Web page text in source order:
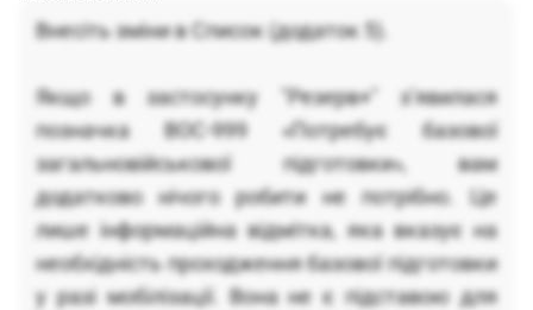
Внесіть зміни в Список (додаток 5).
Якщо в застосунку "Резерв+" з’явилася
позначка ВОС-999 «Потребує базової
загальновійськової підготовки», вам
додатково нічого робити не потрібно. Це
лише інформаційна відмітка, яка вказує на
необхідність проходження базової підготовки
у разі мобілізації. Вона не є підставою для